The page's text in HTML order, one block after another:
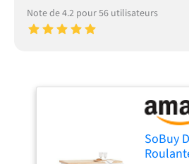
Note de 4.2 pour 56 utilisateurs
SoBuy